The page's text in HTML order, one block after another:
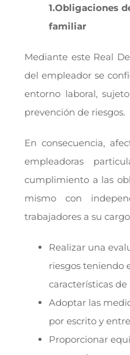
1.Obligaciones
familiar
Mediante este Real
del empleador se
entorno laboral,
prevención de riesgos.
En consecuencia,
empleadoras
cumplimiento a las
mismo con
trabajadores a su
Realizar una
riesgos teniendo
características
Adoptar las
por escrito y
Proporcionar